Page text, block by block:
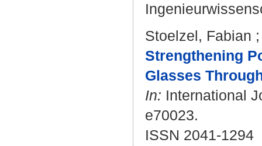
Stoelzel, Fabian
Strengthening
Glasses
In: International
e70023.
ISSN 2041-1294